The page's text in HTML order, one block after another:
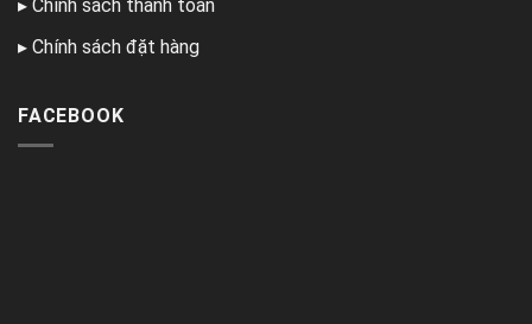
▸ Chính sách thanh toán
▸ Chính sách đặt hàng
FACEBOOK